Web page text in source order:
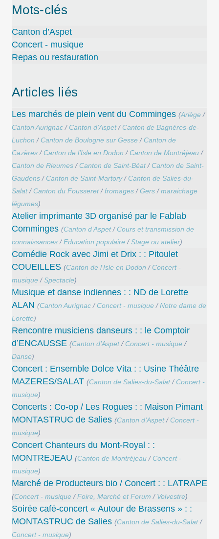
Mots-clés
Canton d’Aspet
Concert - musique
Repas ou restauration
Articles liés
Les marchés de plein vent du Comminges (Ariège /
Canton Aurignac / Canton d’Aspet/ Canton de Bagnères-de-
Luchon / Canton de Boulogne sur Gesse / Canton de
Cazères / Canton de l’Isle en Dodon / Canton de Montréjeau /
Canton de Rieumes / Canton de Saint-Béat/ Canton de Saint-
Gaudens / Canton de Saint-Martory/ Canton de Salies-du-
Salat/ Canton du Fousseret/fromages /Gers /maraichage
légumes)
Atelier imprimante 3D organisé par le Fablab
Comminges (Canton d’Aspet/ Cours et transmission de
connaissances /Education populaire /Stage ou atelier)
Comédie Rock avec Jimi et Drix : : Pitoulet
COUEILLES (Canton de l’Isle en Dodon / Concert -
musique /Spectacle)
Musique et danse indiennes : : ND de Lorette
ALAN (Canton Aurignac / Concert - musique /Notre dame de
Lorette)
Rencontre musiciens danseurs : : le Comptoir
d’ENCAUSSE (Canton d’Aspet/ Concert - musique /
Danse)
Concert : Ensemble Dolce Vita : : Usine Théâtre
MAZERES/SALAT (Canton de Salies-du-Salat/ Concert -
musique)
Concerts : Co-op / Les Rogues : : Maison Pimant
MONTASTRUC de Salies (Canton d’Aspet/ Concert -
musique)
Concert Chanteurs du Mont-Royal : :
MONTREJEAU (Canton de Montréjeau / Concert -
musique)
Marché de Producteurs bio / Concert : : LATRAPE
(Concert - musique /Foire, Marché et Forum / Volvestre)
Soirée café-concert « Autour de Brassens » : :
MONTASTRUC de Salies (Canton de Salies-du-Salat/
Concert - musique)